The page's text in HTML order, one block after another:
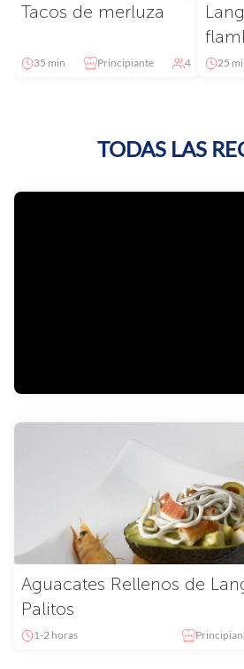
Tacos de merluza
35 min Principiante 4 25
TODAS LAS
Aguacates Rellenos de
Palitos
1-2 horas